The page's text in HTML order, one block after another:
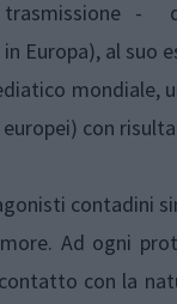
-
Europa), al suo
con
contadini
Ad ogni
con la